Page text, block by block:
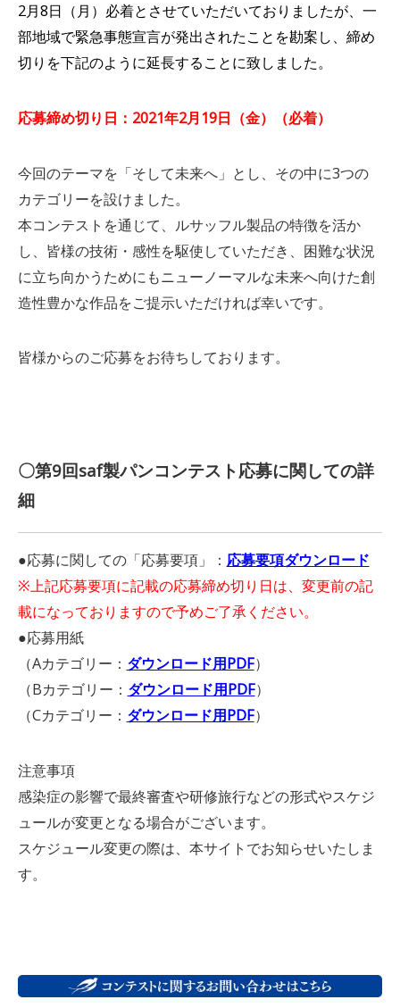
2月8日（月）必着とさせていただいておりましたが、一
部地域で緊急事態宣言が発出されたことを勘案し、締め
切りを下記のように延長することに致しました。
応募締め切り日：2021年2月19日（金）（必着）
今回のテーマを「そして未来へ」とし、その中に3つの
カテゴリーを設けました。
本コンテストを通じて、ルサッフル製品の特徴を活か
し、皆様の技術・感性を駆使していただき、困難な状況
に立ち向かうためにもニューノーマルな未来へ向けた創
造性豊かな作品をご提示いただければ幸いです。
皆様からのご応募をお待ちしております。
〇第9回saf製パンコンテスト応募に関しての詳
細
●応募に関しての「応募要項」： 応募要項ダウンロード
※上記応募要項に記載の応募締め切り日は、変更前の記
載になっておりますので予めご了承ください。
●応募用紙
（Aカテゴリー： ダウンロード用PDF）
（Bカテゴリー： ダウンロード用PDF）
（Cカテゴリー： ダウンロード用PDF）
注意事項
感染症の影響で最終審査や研修旅行などの形式やスケジ
ュールが変更となる場合がございます。
スケジュール変更の際は、本サイトでお知らせいたしま
す。